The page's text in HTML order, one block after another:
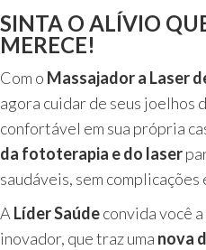
SINTA O ALÍVIO
MERECE!
Com o Massajador a Laser
agora cuidar de seus joelhos
confortável em sua própria
da fototerapia e do laser
saudáveis, sem complicações
A Líder Saúdeconvida você
inovador, que traz uma nova